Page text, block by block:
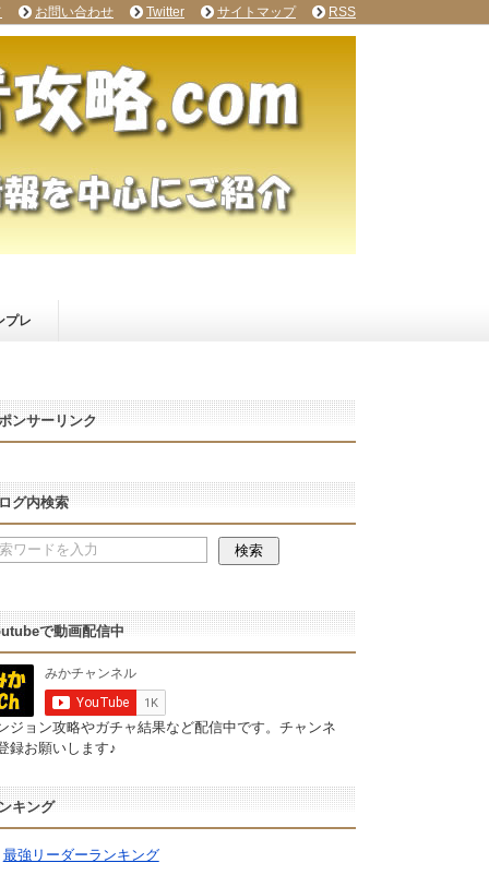
プレ
ンサーリンク
グ内検索
で動画配信中
ジョン攻略やガチャ結果など配信中です。チャンネ
録お願いします♪
キング
最強リーダーランキング
お問い合わせ Twitter サイトマップ RSS